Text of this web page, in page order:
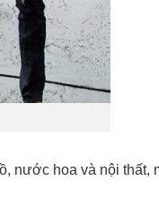
nước hoa và nội thất,